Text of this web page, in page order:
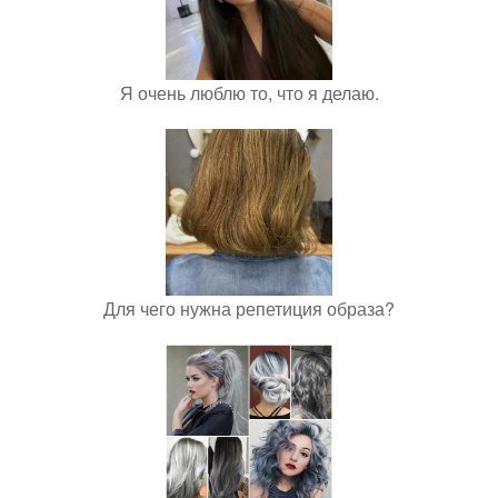
Я очень люблю то, что я делаю.
Для чего нужна репетиция образа?